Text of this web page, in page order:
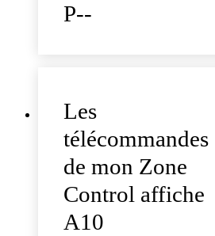
P--
Les
télécommandes
de mon Zone
Control affiche
A10